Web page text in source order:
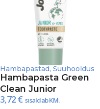
Hambapastad, Suuhooldus
Hambapasta Green
Clean Junior
3,72€ sisaldab KM.